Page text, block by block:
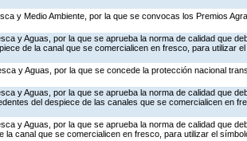
y Medio Ambiente, por la que se convocas los Premios
y Aguas, por la que se aprueba la norma de calidad que
de la canal que se comercialicen en fresco, para utilizar
y Aguas, por la que se concede la protección nacional
y Aguas, por la que se aprueba la norma de calidad que
del despiece de las canales que se comercialicen en
y Aguas, por la que se aprueba la norma de calidad que
canal que se comercialicen en fresco, para utilizar el